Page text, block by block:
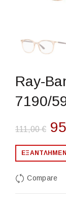
Ray-
7190/
111,00€
Compare